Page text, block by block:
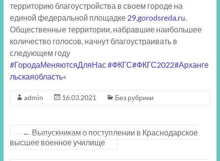
территорию благоустройства в своем городе на
единой федеральной площадке 29.gorodsreda.ru.
Общественные территории, набравшие наибольшее
количество голосов, начнут благоустраивать в
следующем году
#ГородаМеняютсяДляНас#ФКГС#ФКГС2022#Арханге
льскаяобласть«
admin 16.03.2021 Без рубрики
← Выпускникам о поступлении в Краснодарское
высшее военное училище